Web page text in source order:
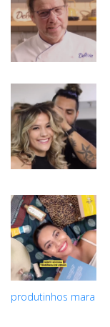
produtinhos mara